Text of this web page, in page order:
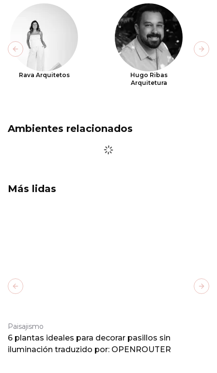
Rava Arquitetos
Hugo Ribas
Arquitetura
Previous slide
Ambientes relacionados
Más lidas
Paisajismo
6 plantas ideales para decorar pasillos sin
iluminación traduzido por: OPENROUTER
Previous slide